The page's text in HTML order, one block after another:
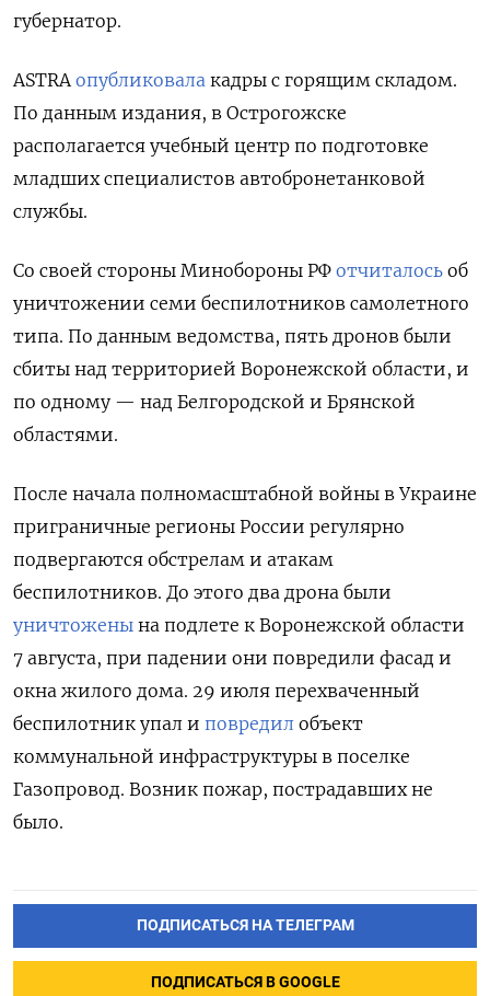
губернатор.
ASTRA опубликовала кадры с горящим складом.
По данным издания, в Острогожске
располагается учебный центр по подготовке
младших специалистов автобронетанковой
службы.
Со своей стороны Минобороны РФ отчиталось об
уничтожении семи беспилотников самолетного
типа. По данным ведомства, пять дронов были
сбиты над территорией Воронежской области, и
по одному — над Белгородской и Брянской
областями.
После начала полномасштабной войны в Украине
приграничные регионы России регулярно
подвергаются обстрелам и атакам
беспилотников. До этого два дрона были
уничтожены на подлете к Воронежской области
7 августа, при падении они повредили фасад и
окна жилого дома. 29 июля перехваченный
беспилотник упал и повредил объект
коммунальной инфраструктуры в поселке
Газопровод. Возник пожар, пострадавших не
было.
ПОДПИСАТЬСЯ НА ТЕЛЕГРАМ
ПОДПИСАТЬСЯ В GOOGLE